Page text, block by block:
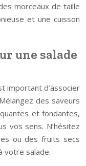
morceaux de taille
et une cuisson
une salade
important d’associer
des saveurs
et fondantes,
vos sens. N’hésitez
ou des fruits secs
votre salade.